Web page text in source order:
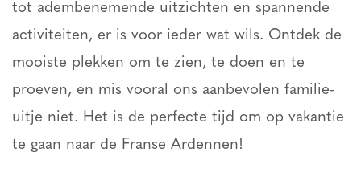
tot adembenemende uitzichten en spannende
activiteiten, er is voor ieder wat wils. Ontdek de
mooiste plekken om te zien, te doen en te
proeven, en mis vooral ons aanbevolen familie-
uitje niet. Het is de perfecte tijd om op vakantie
te gaan naar de Franse Ardennen!